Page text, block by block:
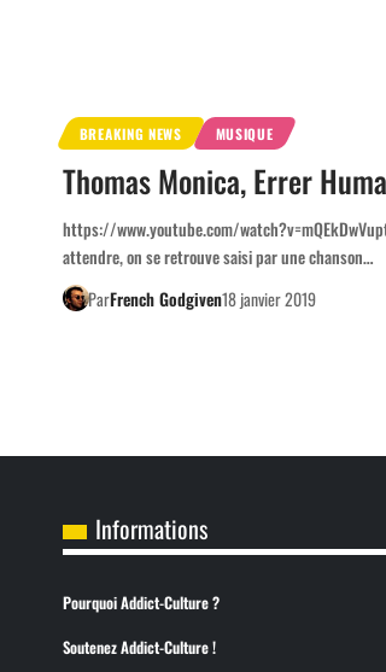
BREAKING NEWS MUSIQUE
Thomas Monica, Errer
https://www.youtube.com/
attendre, on se retrouve saisi par une chanson…
ParFrench Godgiven18 janvier 2019
Informations
Pourquoi Addict-Culture ?
Soutenez Addict-Culture !